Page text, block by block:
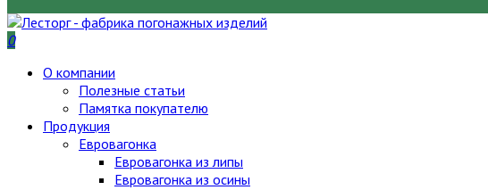
0
О компании
Полезные статьи
Памятка покупателю
Продукция
Евровагонка
Евровагонка из липы
Евровагонка из осины